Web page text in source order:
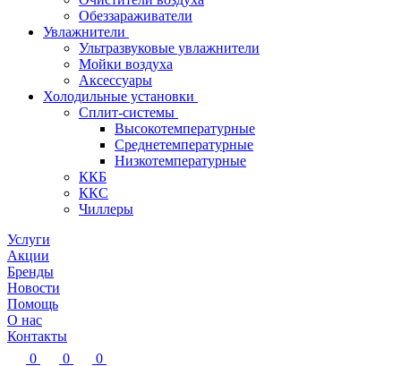
Обеззараживатели
Увлажнители
Ультразвуковые увлажнители
Мойки воздуха
Аксессуары
Холодильные установки
Сплит-системы
Высокотемпературные
Среднетемпературные
Низкотемпературные
ККБ
ККС
Чиллеры
Услуги
Акции
Бренды
Новости
Помощь
О нас
Контакты
0
0
0